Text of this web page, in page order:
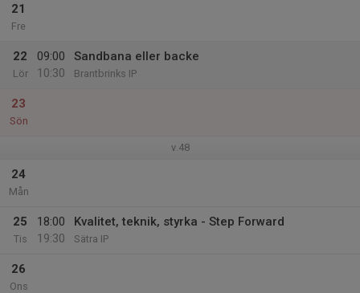
21
Fre
22
Lör
09:00
10:30
Sandbana eller backe
Brantbrinks IP
23
Sön
v.48
24
Mån
25
Tis
18:00
19:30
Kvalitet, teknik, styrka - Step Forward
Sätra IP
26
Ons